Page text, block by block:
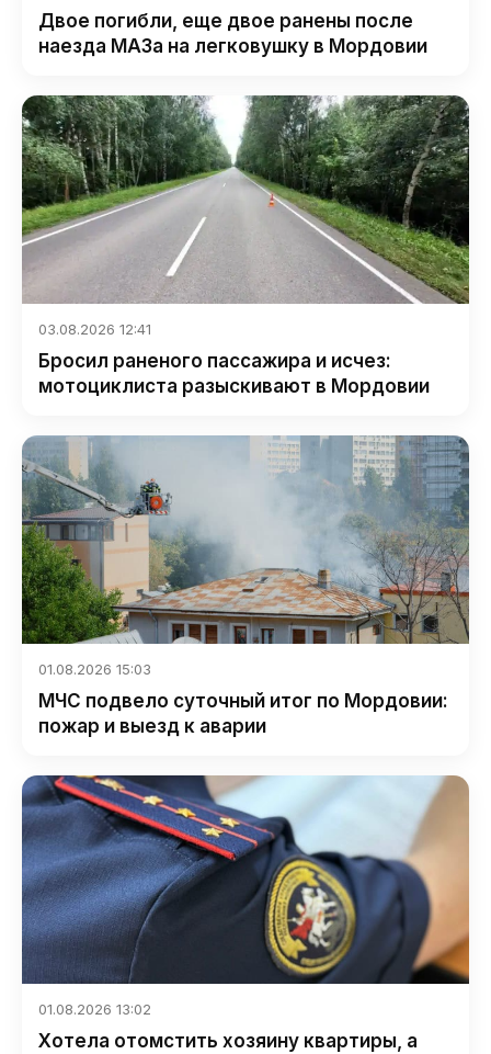
Двое погибли, еще двое ранены после
наезда МАЗа на легковушку в Мордовии
03.08.2026 12:41
Бросил раненого пассажира и исчез:
мотоциклиста разыскивают в Мордовии
01.08.2026 15:03
МЧС подвело суточный итог по Мордовии:
пожар и выезд к аварии
01.08.2026 13:02
Хотела отомстить хозяину квартиры, а